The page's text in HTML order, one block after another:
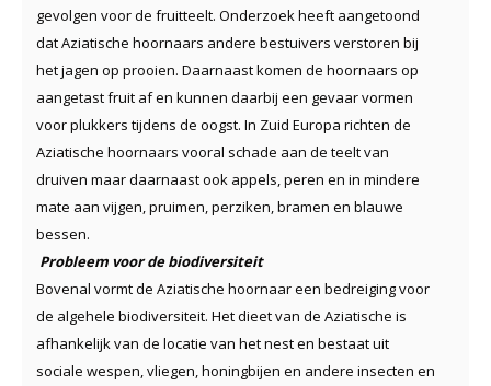
gevolgen voor de fruitteelt. Onderzoek heeft aangetoond
dat Aziatische hoornaars andere bestuivers verstoren bij
het jagen op prooien. Daarnaast komen de hoornaars op
aangetast fruit af en kunnen daarbij een gevaar vormen
voor plukkers tijdens de oogst. In Zuid Europa richten de
Aziatische hoornaars vooral schade aan de teelt van
druiven maar daarnaast ook appels, peren en in mindere
mate aan vijgen, pruimen, perziken, bramen en blauwe
bessen.
Probleem voor de biodiversiteit
Bovenal vormt de Aziatische hoornaar een bedreiging voor
de algehele biodiversiteit. Het dieet van de Aziatische is
afhankelijk van de locatie van het nest en bestaat uit
sociale wespen, vliegen, honingbijen en andere insecten en